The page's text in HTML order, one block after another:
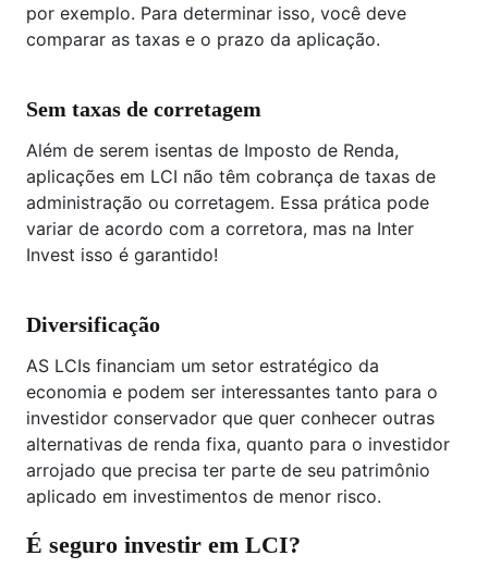
por exemplo. Para determinar isso, você deve
comparar as taxas e o prazo da aplicação.
Sem taxas de corretagem
Além de serem isentas de Imposto de Renda,
aplicações em LCI não têm cobrança de taxas de
administração ou corretagem. Essa prática pode
variar de acordo com a corretora, mas na Inter
Invest isso é garantido!
Diversificação
AS LCIs financiam um setor estratégico da
economia e podem ser interessantes tanto para o
investidor conservador que quer conhecer outras
alternativas de renda fixa, quanto para o investidor
arrojado que precisa ter parte de seu patrimônio
aplicado em investimentos de menor risco.
É seguro investir em LCI?